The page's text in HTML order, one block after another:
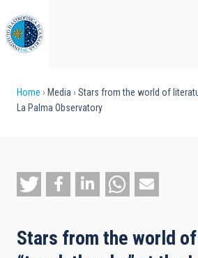
to
main
content
Breadcrumb
Home Media
Stars from the world of
La Palma Observatory
Stars from the world